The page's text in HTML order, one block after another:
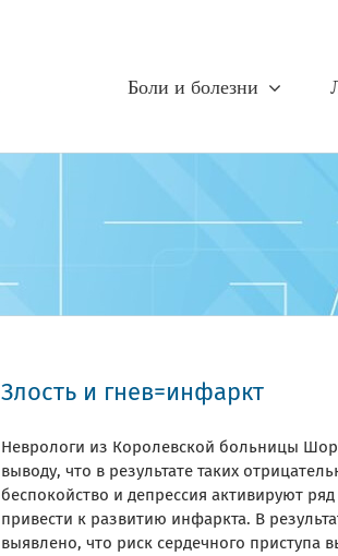
Боли и болезни
Злость и гнев=инфаркт
Неврологи из Королевской больницы
выводу, что в результате таких
беспокойство и депрессия активируют
привести к развитию инфаркта. В
выявлено, что риск сердечного приступа